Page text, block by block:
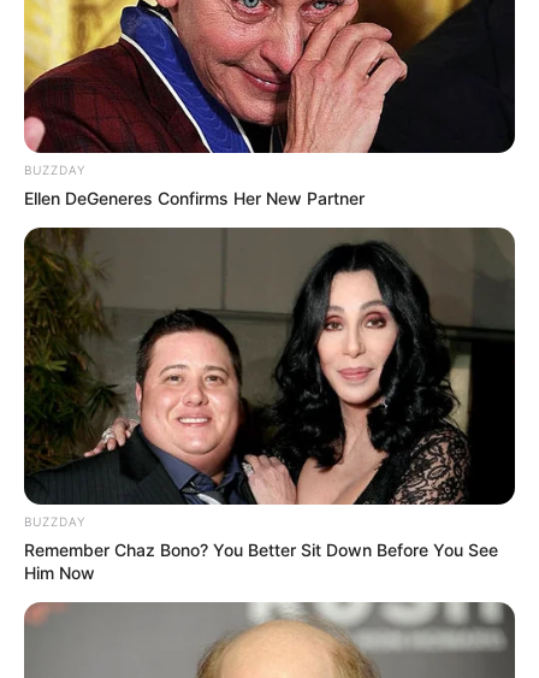
Recomendó aplicarse desodorante en spray o untar las
orejas con un poco de alcohol, ayudándose de un
algodón.
ALERTA BOGOTÁ EN GOOGLE NEWS
TEMAS RELACIONADOS
FAMOSOS NOTICIAS LINA TEJEIRO
MANTÉNGASE EN ALERTA
Tenemos todas las noticias que le
interesan. Para estar bien informado, por
favor, active las notificaciones de Alerta.
BUZZDAY
Ellen DeGeneres Confirms Her New Partner
BUZZDAY
Remember Chaz Bono? You Better Sit Down Before You See
Him Now